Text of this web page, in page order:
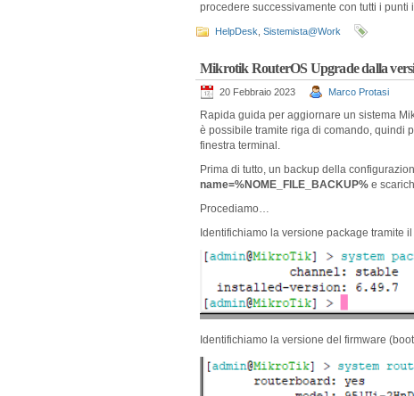
procedere successivamente con tutti i punti
HelpDesk Sistemista@Work
Mikrotik RouterOS Upgrade dalla
20 Febbraio 2023 Marco Protasi
Rapida guida per aggiornare un sistema
è possibile tramite riga di comando, quindi
finestra terminal.
Prima di tutto, un backup della
name=%NOME_FILE_BACKUP% e
Procediamo…
Identifichiamo la versione package tramite
Identifichiamo la versione del firmware